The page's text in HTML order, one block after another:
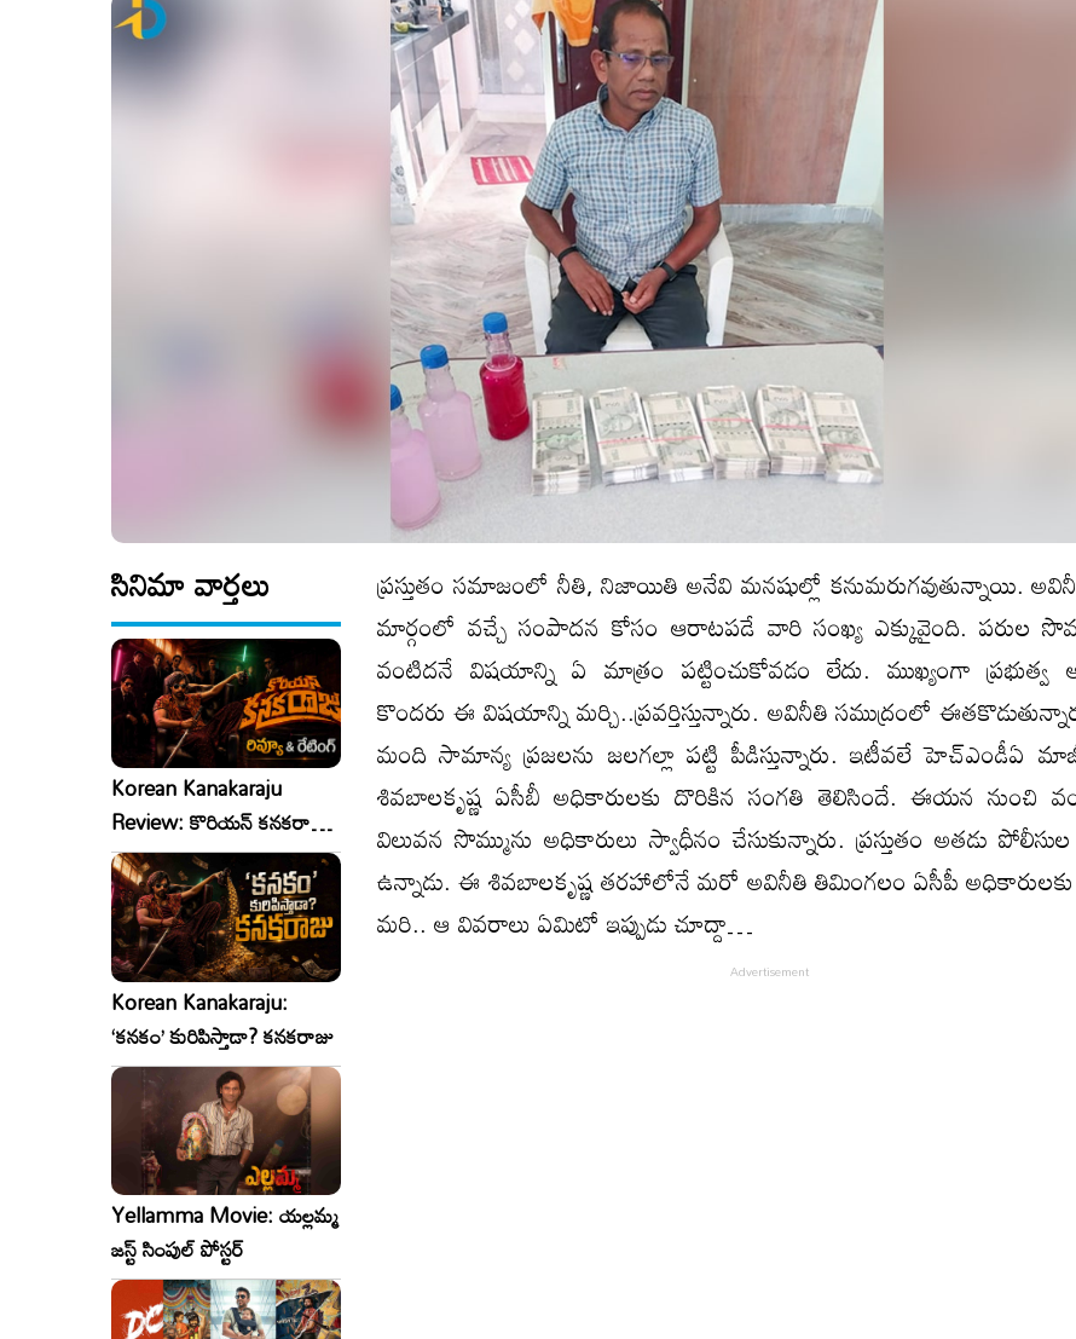
సినిమా వార్తలు
Korean Kanakaraju
Review: కొరియన్ కనకరాజు
రివ్యూ & రేటింగ్!
Korean Kanakaraju:
‘కనకం’ కురిపిస్తాడా? కనకరాజు
Yellamma Movie: యల్లమ్మ
జస్ట్ సింపుల్ పోస్టర్
ప్రస్తుతం సమాజంలో నీతి, నిజాయితి అనేవి మనషుల్లో కనుమరుగవుతున్నాయి.
మార్గంలో వచ్చే సంపాదన కోసం ఆరాటపడే వారి సంఖ్య ఎక్కువైంది. పరుల
వంటిదనే విషయాన్ని ఏ మాత్రం పట్టించుకోవడం లేదు. ముఖ్యంగా ప్రభుత్వ
కొందరు ఈ విషయాన్ని మర్చి..ప్రవర్తిస్తున్నారు. అవినీతి సముద్రంలో
మంది సామాన్య ప్రజలను జలగల్లా పట్టి పీడిస్తున్నారు. ఇటీవలే హెచ్ఎండీఏ
శివబాలకృష్ణ ఏసీబీ అధికారులకు దొరికిన సంగతి తెలిసిందే. ఈయన నుంచి
విలువన సొమ్మును అధికారులు స్వాధీనం చేసుకున్నారు. ప్రస్తుతం అతడు
ఉన్నాడు. ఈ శివబాలకృష్ణ తరహాలోనే మరో అవినీతి తిమింగలం ఏసీపీ
మరి.. ఆ వివరాలు ఏమిటో ఇప్పుడు చూద్దా…